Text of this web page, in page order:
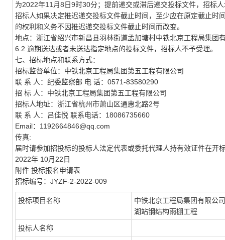
为2022年11 月8 日9时30分；提前递交或滞后递交投标文件，招标
招标人如果决定推迟递交投标文件截止时间，至少应在原定截止时
的权利和义务不因推迟递交投标文件截止时间而改变。
地点： 浙江省绍兴市新昌县羽林街道孟加塘村中铁北京工程局集团
6.2 逾期送达或者未送达指定地点的投标文件，招标人不予受理。
七、 招标地点和联系方式：
招标监督单位： 中铁北京工程局集团第五工程有限公司
联 系 人： 纪委监察部 电 话： 0571-83580290
招 标 人： 中铁北京工程局集团第五工程有限公司
招标人地址： 浙江省杭州市萧山区通惠北路2号
联 系 人：吕佳悦 联系电话： 18086735660
Email： 1192664846@qq.com
传真:
届时请参加招投标的投标人法定代表或委托代理人持有效证件在开
2022年 10月 22 日
附件 投标报名申请表
招标编号： JYZF-2-2022-009
投标项目名称
中铁北京工程局集团有限公
湖站钢结构雨棚工程
投标人名称